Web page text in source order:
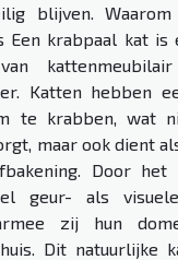
blijven.
Een krabpaal kat is
Katten hebben
te krabben, wat
maar ook dient
Door het
geur- als
zij hun
Dit natuurlijke